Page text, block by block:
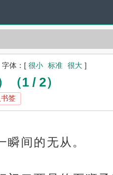
字体： [ 很小 标准 很大 ]
（1 / 2）
签
间的无从。